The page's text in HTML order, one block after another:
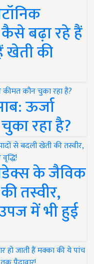
बढ़ा रहे हैं
खेती की
ऊर्जा
रहा है?
के जैविक
तस्वीर,
में भी हुई